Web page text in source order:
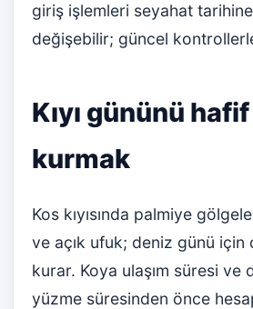
giriş işlemleri seyahat
değişebilir; güncel
Kıyı gününü
kurmak
Kos kıyısında palmiye
ve açık ufuk; deniz günü
kurar. Koya ulaşım süresi ve
yüzme süresinden önce